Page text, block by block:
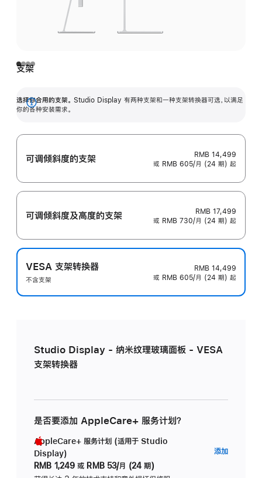
支架
选择你合用的支架。 Studio Display 有两种支架和一种支架转换器可选，以满足
你的各种安装需求。
展
可调倾斜度的支架
RMB 14,499
或 RMB 605/月 (24 期) 起
可调倾斜度及高‍度的支‍架
RMB 17,499
或 RMB 730/月 (24 期) 起
VESA 支架转换器
不含支架
RMB 14,499
或 RMB 605/月 (24 期) 起
Studio Display - 纳米纹理玻璃面板 - VESA
支架转换器
是否要添加 AppleCare+ 服务计划？
AppleCare+ 服务计划 (适用于 Studio
Display)
RMB 1,249 或 RMB 53/月 (24 期)
添加